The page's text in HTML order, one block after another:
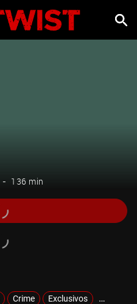
136 min
Crime Exclusivos